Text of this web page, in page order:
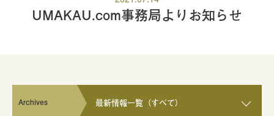
UMAKAU.com事務局よりお知らせ
Archives 最新情報一覧（すべて）